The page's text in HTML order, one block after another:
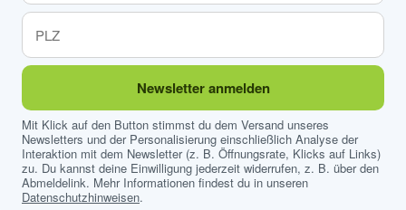
Newsletter anmelden
Mit Klick auf den Button stimmst du dem Versand unseres
Newsletters und der Personalisierung einschließlich Analyse der
Interaktion mit dem Newsletter (z. B. Öffnungsrate, Klicks auf Links)
zu. Du kannst deine Einwilligung jederzeit widerrufen, z. B. über den
Abmeldelink. Mehr Informationen findest du in unseren
Datenschutzhinweisen.